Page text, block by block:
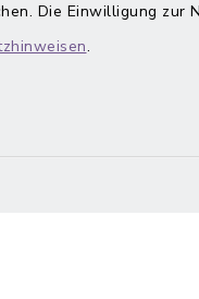
Die Einwilligung zur
.
inixmedia